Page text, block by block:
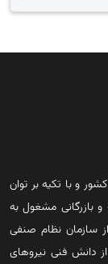
شرکت ستاک فناوری ویرا در راستای گسترش صنعت IT کشور و با تکیه بر توان
بازرگانی مشغول به
سازمان نظام صنفی
از دانش فنی نیروهای